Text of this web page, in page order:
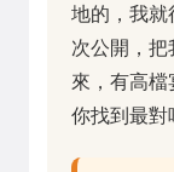
地的，我就
次公開，把
來，有高檔
你找到最對